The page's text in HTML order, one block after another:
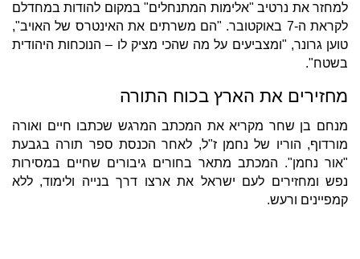
למחזר את נרטיב "אלימות המתנחלים" במקום להודות במחדלם
לקראת ה-7 באוקטובר. "הם משרתים את האינטרס של האויב",
טוען גרונר, "ומצביעים על מה שהכי מציק לו – הנוכחות היהודית
בשטח".
מחזירים את הארץ בכוח התורה
מנחם בן שחר מקריא את המכתב המרגש שכתבו חיים ואורה
מורדוף, הוריו של נחמן ז"ל, לאחר הכנסת ספר תורה בגבעת
"אור נחמן". המכתב מתאר בחורים גיבורים שחיים במסירות
נפש ומחזירים לעם ישראל את ארצו דרך בנייה ולימוד, ללא
קמפיינים ורעש.